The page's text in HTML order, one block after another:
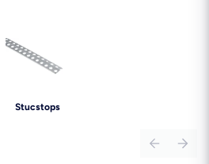
Stucstops